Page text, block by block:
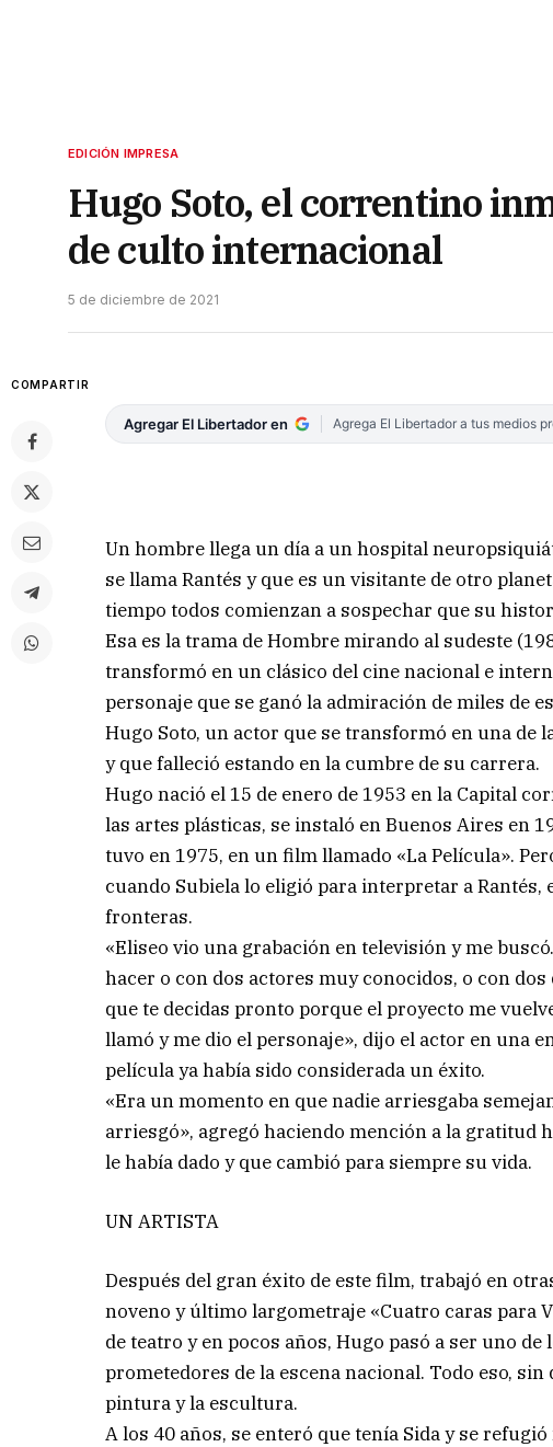
EDICIÓN IMPRESA
Hugo Soto, el correntino
de culto internacional
5 de diciembre de 2021
COMPARTIR
Agregar El Libertador en Agrega El Libertador a tus medios
Un hombre llega un día a un hospital
se llama Rantés y que es un visitante de otro
tiempo todos comienzan a sospechar que su
Esa es la trama de Hombre mirando al sudeste
transformó en un clásico del cine nacional e
personaje que se ganó la admiración de miles de
Hugo Soto, un actor que se transformó en una de
y que falleció estando en la cumbre de su carrera.
Hugo nació el 15 de enero de 1953 en la Capital
las artes plásticas, se instaló en Buenos Aires en
tuvo en 1975, en un film llamado «La Película».
cuando Subiela lo eligió para interpretar a
fronteras.
«Eliseo vio una grabación en televisión y me
hacer o con dos actores muy conocidos, o con dos
que te decidas pronto porque el proyecto me
llamó y me dio el personaje», dijo el actor en una
película ya había sido considerada un éxito.
«Era un momento en que nadie arriesgaba
arriesgó», agregó haciendo mención a la gratitud
le había dado y que cambió para siempre su vida.
UN ARTISTA
Después del gran éxito de este film, trabajó en
noveno y último largometraje «Cuatro caras para
de teatro y en pocos años, Hugo pasó a ser uno
prometedores de la escena nacional. Todo eso,
pintura y la escultura.
A los 40 años, se enteró que tenía Sida y se